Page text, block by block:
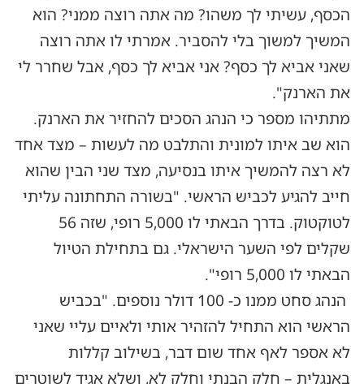
הכסף, עשיתי לך משהו? מה אתה רוצה ממני? הוא
המשיך למשוך בלי להסביר. אמרתי לו אתה רוצה
שאני אביא לך כסף? אני אביא לך כסף, אבל שחרר לי
את הארנק".
מתתיהו מספר כי הנהג הסכים להחזיר את הארנק.
הוא שב איתו למונית והתלבט מה לעשות – מצד אחד
לא רצה להמשיך איתו בנסיעה, מצד שני הבין שהוא
חייב להגיע לכביש הראשי. "בשורה התחתונה עליתי
לטוקטוק. בדרך הבאתי לו 5,000 רופי, שזה 56
שקלים לפי השער הישראלי. גם בתחילת הטיול
הבאתי לו 5,000 רופי".
הנהג סחט ממנו כ- 100 דולר נוספים. "‏בכביש
הראשי הוא התחיל להזהיר אותי ולאיים עליי שאני
לא אספר לאף אחד שום דבר, בשילוב קללות
באנגלית – חלק הבנתי וחלק לא, ושלא אגיד לשוטרים